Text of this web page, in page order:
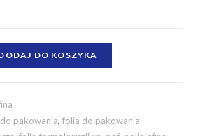
DO KOSZYKA
pakowania,folia do pakowania